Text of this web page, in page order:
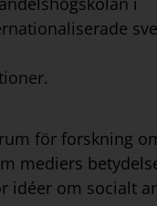
för forskning
mediers
idéer om socialt